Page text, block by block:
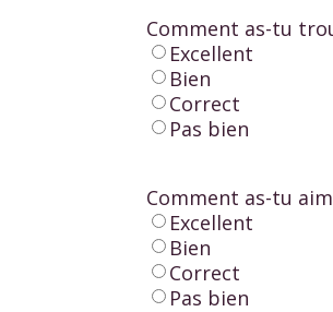
Comment as-tu
Excellent
Bien
Correct
Pas bien
Comment as-tu
Excellent
Bien
Correct
Pas bien